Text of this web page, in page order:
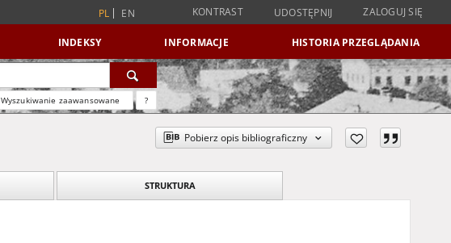
PL EN KONTRAST UDOSTĘPNIJ ZALOGUJ SIĘ
INDEKSY INFORMACJE HISTORIA PRZEGLĄDANIA
Wyszukiwanie zaawansowane ?
Pobierz opis bibliograficzny
STRUKTURA